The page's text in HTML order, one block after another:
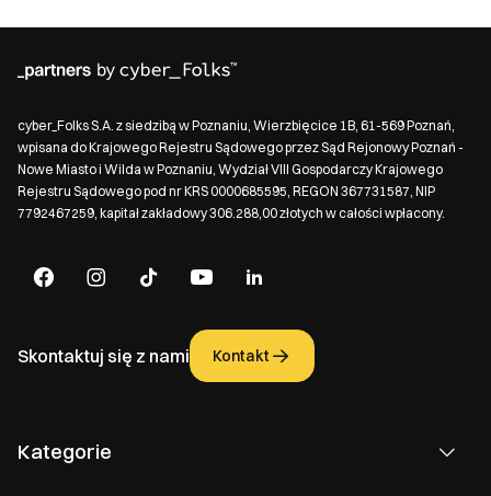
cyber_Folks S.A. z siedzibą w Poznaniu, Wierzbięcice 1B, 61-569 Poznań,
wpisana do Krajowego Rejestru Sądowego przez Sąd Rejonowy Poznań -
Nowe Miasto i Wilda w Poznaniu, Wydział VIII Gospodarczy Krajowego
Rejestru Sądowego pod nr KRS 0000685595, REGON 367731587, NIP
7792467259, kapitał zakładowy 306.288,00 złotych w całości wpłacony.
Skontaktuj się z nami Kontakt
Kategorie